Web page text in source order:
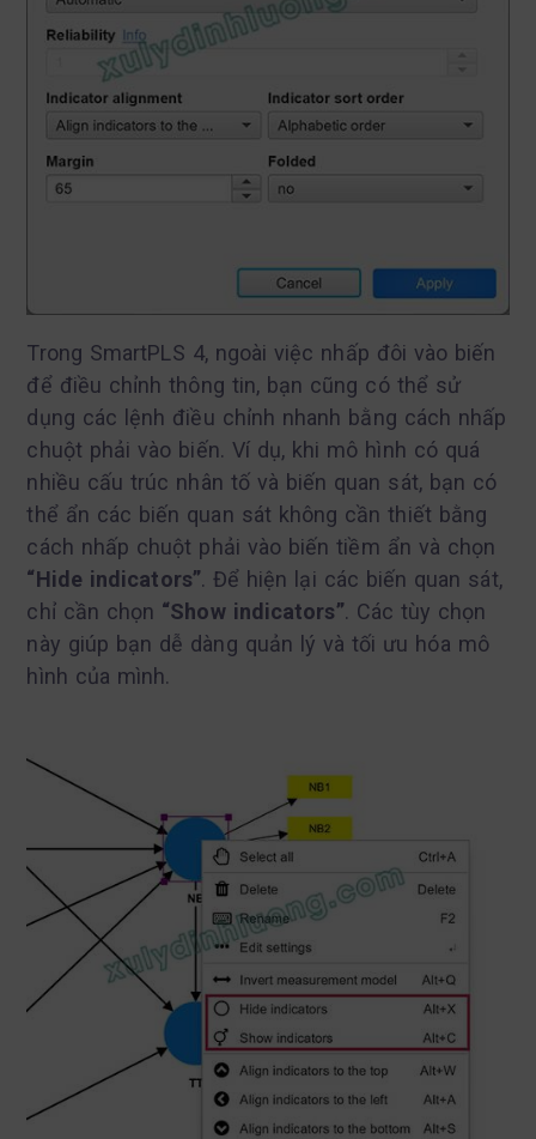
Trong SmartPLS 4, ngoài việc nhấp đôi vào biến
để điều chỉnh thông tin, bạn cũng có thể sử
dụng các lệnh điều chỉnh nhanh bằng cách nhấp
chuột phải vào biến. Ví dụ, khi mô hình có quá
nhiều cấu trúc nhân tố và biến quan sát, bạn có
thể ẩn các biến quan sát không cần thiết bằng
cách nhấp chuột phải vào biến tiềm ẩn và chọn
“Hide indicators”. Để hiện lại các biến quan sát,
chỉ cần chọn “Show indicators”. Các tùy chọn
này giúp bạn dễ dàng quản lý và tối ưu hóa mô
hình của mình.